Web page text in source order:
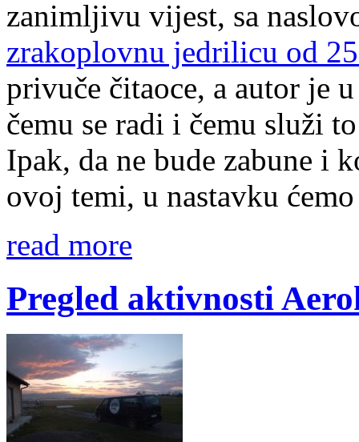
zanimljivu vijest, sa
zrakoplovnu jedrilicu od
privuče čitaoce, a autor je
čemu se radi i čemu služi
Ipak, da ne bude zabune i
ovoj temi, u nastavku
read more
Pregled aktivnosti